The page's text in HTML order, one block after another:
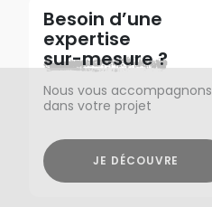
Besoin d’une
expertise
sur-mesure ?
Nous vous accompagnons
dans votre projet
JE DÉCOUVRE